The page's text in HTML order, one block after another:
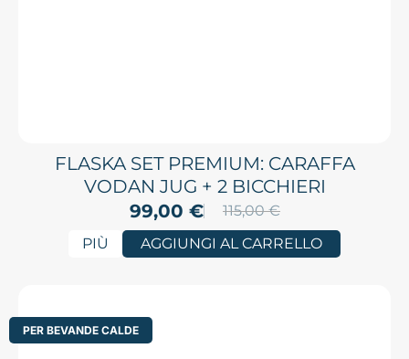
FLASKA SET PREMIUM: CARAFFA
VODAN JUG + 2 BICCHIERI
99,00 € 115,00€
PIÙ
AGGIUNGI AL CARRELLO
PER BEVANDE CALDE